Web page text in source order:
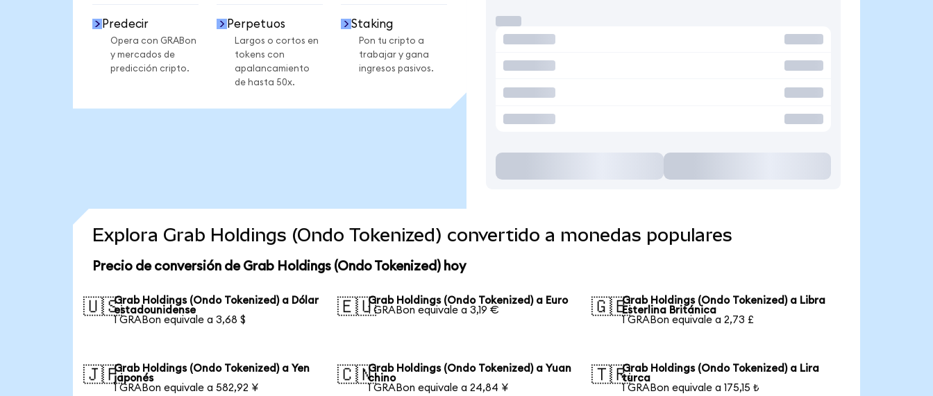
Predecir
Opera con GRABon
y mercados de
predicción cripto.
Perpetuos
Largos o cortos en
tokens con
apalancamiento
de hasta 50x.
Staking
Pon tu cripto a
trabajar y gana
ingresos pasivos.
Explora Grab Holdings (Ondo Tokenized) convertido a monedas populares
Precio de conversión de Grab Holdings (Ondo Tokenized) hoy
🇺🇸Grab Holdings (Ondo Tokenized) a Dólar
estadounidense
1 GRABon equivale a 3,68 $
🇪🇺Grab Holdings (Ondo Tokenized) a Euro
1 GRABon equivale a 3,19 €
🇬🇧Grab Holdings (Ondo Tokenized) a Libra
Esterlina Británica
1 GRABon equivale a 2,73 £
🇯🇵Grab Holdings (Ondo Tokenized) a Yen
japonés
1 GRABon equivale a 582,92 ¥
🇨🇳Grab Holdings (Ondo Tokenized) a Yuan
chino
1 GRABon equivale a 24,84 ¥
🇹🇷Grab Holdings (Ondo Tokenized) a Lira
turca
1 GRABon equivale a 175,15 ₺